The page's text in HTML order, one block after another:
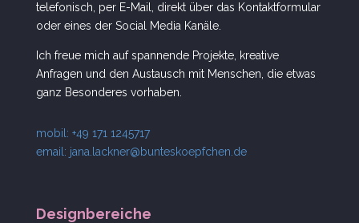
telefonisch, per E-Mail, direkt über das Kontaktformular
oder eines der Social Media Kanäle.
Ich freue mich auf spannende Projekte, kreative
Anfragen und den Austausch mit Menschen, die etwas
ganz Besonderes vorhaben.
mobil: +49 171 1245717
email: jana.lackner@bunteskoepfchen.de
Designbereiche